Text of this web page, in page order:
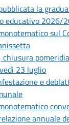
la
educativo 2026/
sul
chiusura
23 luglio
e
annuale